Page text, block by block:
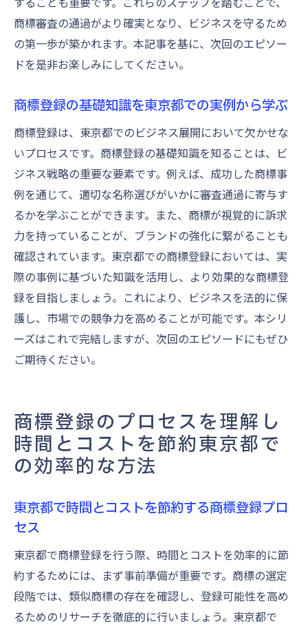
商標審査の通過がより確実となり、ビジネスを守るため
の第一歩が築かれます。本記事を基に、次回のエピソー
ドを是非お楽しみにしてください。
商標登録の基礎知識を東京都での実例から学ぶ
商標登録は、東京都でのビジネス展開において欠かせな
いプロセスです。商標登録の基礎知識を知ることは、ビ
ジネス戦略の重要な要素です。例えば、成功した商標事
例を通じて、適切な名称選びがいかに審査通過に寄与す
るかを学ぶことができます。また、商標が視覚的に訴求
力を持っていることが、ブランドの強化に繋がることも
確認されています。東京都での商標登録においては、実
際の事例に基づいた知識を活用し、より効果的な商標登
録を目指しましょう。これにより、ビジネスを法的に保
護し、市場での競争力を高めることが可能です。本シリ
ーズはこれで完結しますが、次回のエピソードにもぜひ
ご期待ください。
商標登録のプロセスを理解し
時間とコストを節約東京都で
の効率的な方法
東京都で時間とコストを節約する商標登録プロ
セス
東京都で商標登録を行う際、時間とコストを効率的に節
約するためには、まず事前準備が重要です。商標の選定
段階では、類似商標の存在を確認し、登録可能性を高め
るためのリサーチを徹底的に行いましょう。東京都で